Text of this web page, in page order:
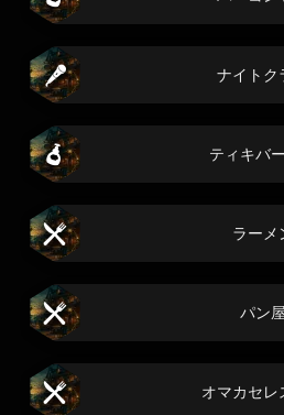
ナイトク
ティキバ
ラーメ
パン
オマカセレ